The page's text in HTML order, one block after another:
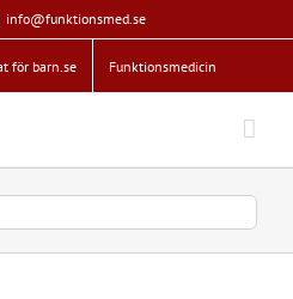
info@funktionsmed.se
för barn.se Funktionsmedicin